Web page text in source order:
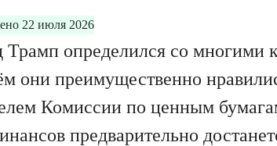
22 июля 2026
определился со многими
они преимущественно
Комиссии по ценным
предварительно